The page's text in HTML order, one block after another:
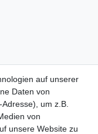
auf unserer
Daten von
um z.B.
von
unsere Website zu